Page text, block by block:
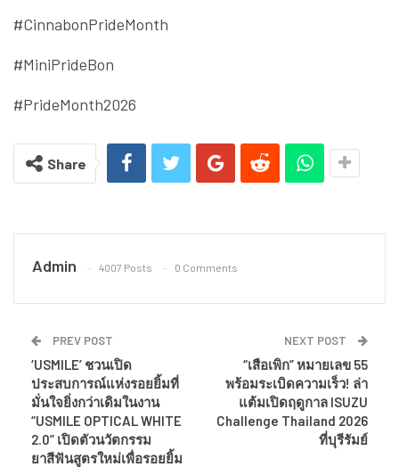
#CinnabonPrideMonth
#MiniPrideBon
#PrideMonth2026
Share
Admin 4007 Posts 0 Comments
PREV POST
‘USMILE’ ชวนเปิด
ประสบการณ์แห่งรอยยิ้มที่
มั่นใจยิ่งกว่าเดิมในงาน
“USMILE OPTICAL WHITE
2.0” เปิดตัวนวัตกรรม
ยาสีฟันสูตรใหม่เพื่อรอยยิ้ม
NEXT POST
“เสือเพิก” หมายเลข 55
พร้อมระเบิดความเร็ว! ล่า
แต้มเปิดฤดูกาล ISUZU
Challenge Thailand 2026
ที่บุรีรัมย์